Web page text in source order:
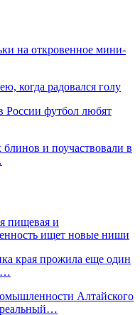
на откровенное мини-
когда радовался голу
России футбол любят
и поучаствовали в
пищевая и
ищет новые ниши
края прожила еще один
Алтайского